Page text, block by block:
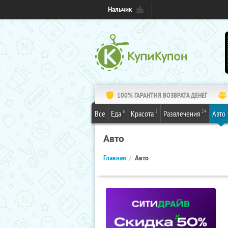
Нальчик
100% ГАРАНТИЯ ВОЗВРАТА ДЕНЕГ
Все Еда 6 Красота 2 Развлечения 24 Авто
Авто
Главная Авто